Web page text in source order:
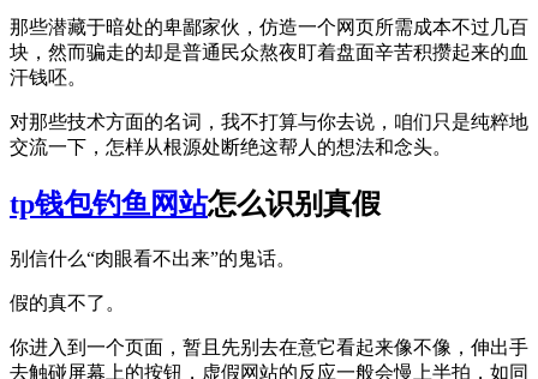
那些潜藏于暗处的卑鄙家伙，仿造一个网页所需成本不过几百
块，然而骗走的却是普通民众熬夜盯着盘面辛苦积攒起来的血
汗钱呸。
对那些技术方面的名词，我不打算与你去说，咱们只是纯粹地
交流一下，怎样从根源处断绝这帮人的想法和念头。
tp钱包钓鱼网站怎么识别真假
别信什么“肉眼看不出来”的鬼话。
假的真不了。
你进入到一个页面，暂且先别去在意它看起来像不像，伸出手
去触碰屏幕上的按钮，虚假网站的反应一般会慢上半拍，如同